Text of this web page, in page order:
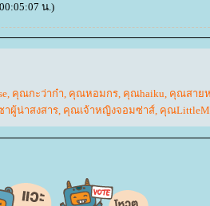
น.)
, คุณกะว่าก๋า, คุณหอมกร, คุณhaiku, คุณสาย
ผู้น่าสงสาร, คุณเจ้าหญิงจอมซ่าส์, คุณ